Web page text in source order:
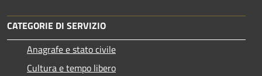
CATEGORIE DI SERVIZIO
Anagrafe e stato civile
Cultura e tempo libero